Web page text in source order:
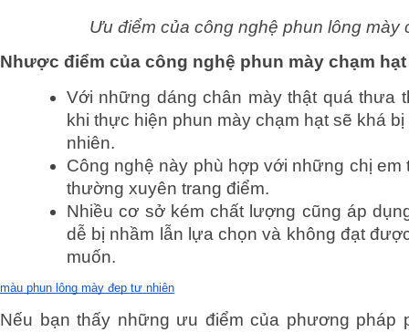
Ưu điểm của công nghệ phun lông mày
Nhược điểm của công nghệ phun mày chạm hạt
Với những dáng chân mày thật quá thưa
khi thực hiện phun mày chạm hạt sẽ khá
nhiên.
Công nghệ này phù hợp với những chị
thường xuyên trang điểm.
Nhiều cơ sở kém chất lượng cũng áp
dễ bị nhầm lẫn lựa chọn và không đạt
muốn.
màu phun lông mày đẹp tự nhiên
Nếu bạn thấy những ưu điểm của phương pháp